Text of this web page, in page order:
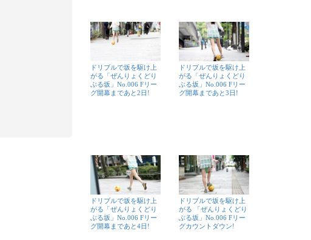
ドリブルで坂を駆け上
がる「ぜんりょくどり
ぶる坂」No.006 Fリー
グ開幕まであと2日!
ドリブルで坂を駆け上
がる「ぜんりょくどり
ぶる坂」No.006 Fリー
グ開幕まであと3日!
ドリブルで坂を駆け上
がる「ぜんりょくどり
ぶる坂」No.006 Fリー
グ開幕まであと4日!
ドリブルで坂を駆け上
がる 「ぜんりょくどり
ぶる坂」No.006 Fリー
グカウントダウン!